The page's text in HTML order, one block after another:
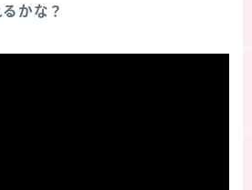
かな？